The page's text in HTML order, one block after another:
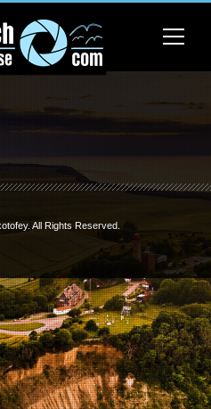
. All Rights Reserved.